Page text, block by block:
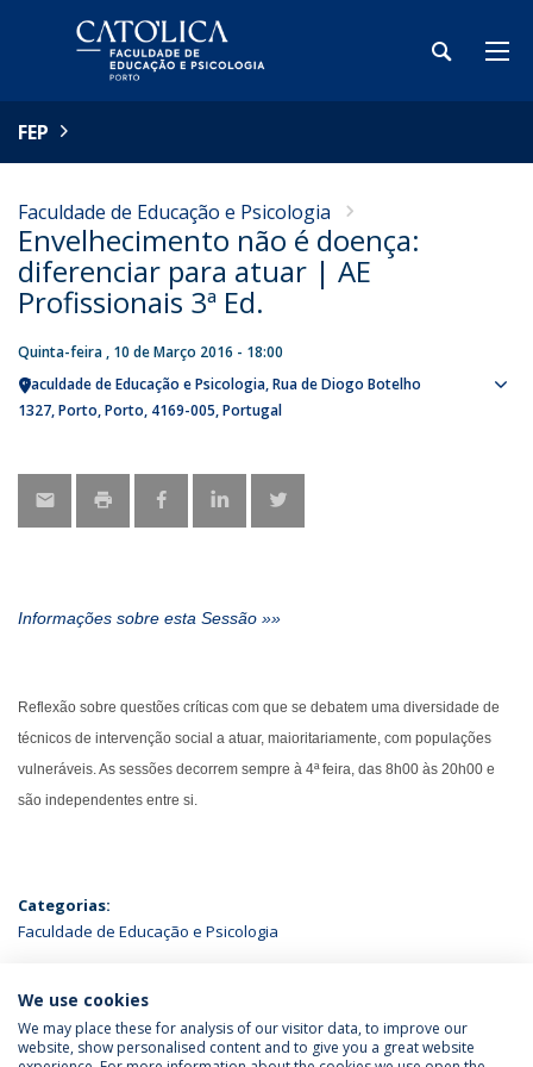
FEP
Faculdade de Educação e Psicologia
Envelhecimento não é doença:
diferenciar para atuar | AE
Profissionais 3ª Ed.
Quinta-feira , 10 de Março 2016 - 18:00
Faculdade de Educação e Psicologia Rua de Diogo Botelho
1327 Porto Porto 4169-005 Portugal
Informações sobre esta Sessão »»
Reflexão sobre questões críticas com que se debatem uma diversidade de
técnicos de intervenção social a atuar, maioritariamente, com populações
vulneráveis. As sessões decorrem sempre à 4ª feira, das 8h00 às 20h00 e
são independentes entre si.
Categorias:
Faculdade de Educação e Psicologia
ÚLTIMAS NOTÍCIAS
We use cookies
We may place these for analysis of our visitor data, to improve our
website, show personalised content and to give you a great website